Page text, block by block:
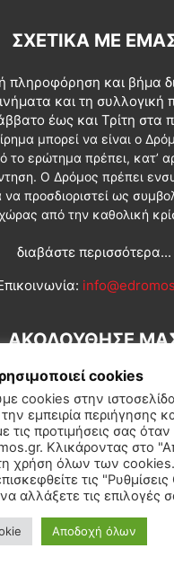
ΣΧΕΤΙΚΆ ΜΕ
πληροφόρηση και βήμα
και τη συλλογική
έως και Τρίτη στα
μπορεί να είναι ο
το ερώτημα πρέπει, κατ’
Ο Δρόμος πρέπει
προσδιοριστεί ως
από την καθολική
διαβάστε περισσότερα...
ΑΚΟΛΟΥΘΗΣΕ
Πολιτική
Πολιτισμός Αφιερώματα
© Δρόμος της Αριστεράς
cookies
cookies στην
εμπειρία περιήγησης
τις προτιμήσεις σας όταν
Κλικάροντας στο
χρήση όλων των
τις
αλλάξετε τις επιλογές
Αποδοχή όλων